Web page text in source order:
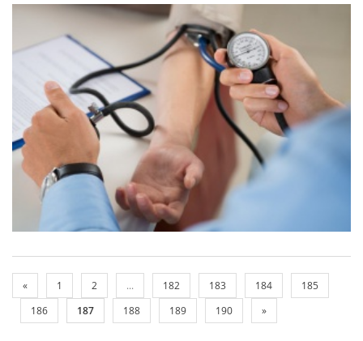
« 1 2 ... 182 183 184
185
186
187 188 189 190 »